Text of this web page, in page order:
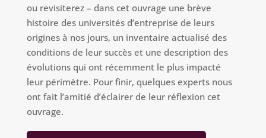
ou revisiterez – dans cet ouvrage une brève
histoire des universités d’entreprise de leurs
origines à nos jours, un inventaire actualisé des
conditions de leur succès et une description des
évolutions qui ont récemment le plus impacté
leur périmètre. Pour finir, quelques experts nous
ont fait l’amitié d’éclairer de leur réflexion cet
ouvrage.